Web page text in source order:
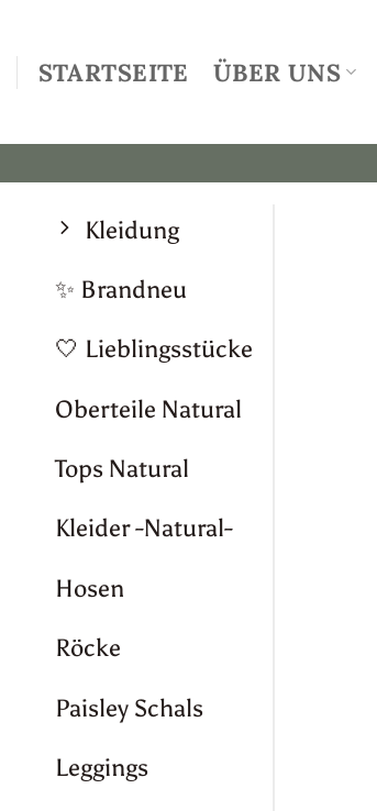
Inhalt
springen
STARTSEITE ÜBER UNS
Kleidung
✨ Brandneu
🤍 Lieblingsstücke
Oberteile Natural
Tops Natural
Kleider -Natural-
Hosen
Röcke
Paisley Schals
Leggings